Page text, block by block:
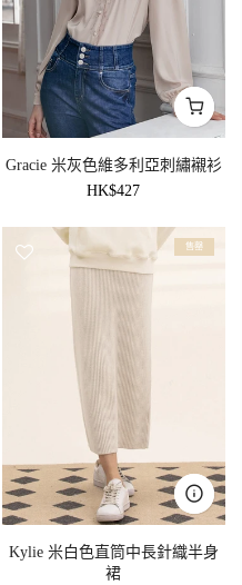
Gracie 米灰色維多利亞刺繡襯衫
HK$427
售罄
Kylie 米白色直筒中長針織半身
裙